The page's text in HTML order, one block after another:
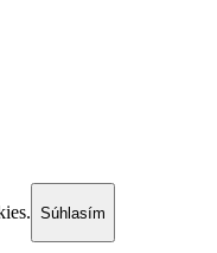
Súhlasím